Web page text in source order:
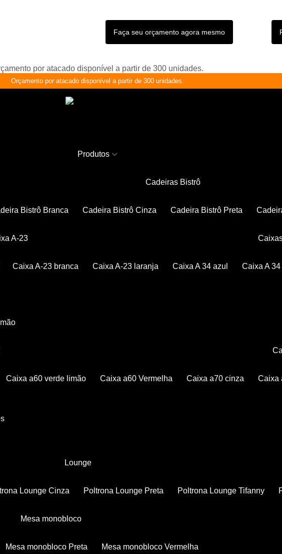
Faça seu orçamento agora mesmo
por atacado disponível a partir de 300 unidades.
Orçamento por atacado disponível a partir de 300 unidades.
Produtos
Cadeiras Bistrô
Bistrô Branca Cadeira Bistrô Cinza Cadeira Bistrô Preta
A-23
Caixa A-23 branca Caixa A-23 laranja Caixa A 34 azul Caixa A
Caixa a60 verde limão Caixa a60 Vermelha Caixa a70 cinza
Lounge
Lounge Cinza Poltrona Lounge Preta Poltrona Lounge Tifanny
Mesa monobloco
Mesa monobloco Preta Mesa monobloco Vermelha